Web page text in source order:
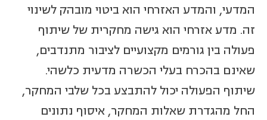
המדעי, והמדע האזרחי הוא ביטוי מובהק לשינוי
זה. מדע אזרחי הוא גישה מחקרית של שיתוף
פעולה בין גורמים מקצועיים לציבור מתנדבים,
שאינם בהכרח בעלי הכשרה מדעית כלשהי.
שיתוף הפעולה יכול להתבצע בכל שלבי המחקר,
החל מהגדרת שאלות המחקר, איסוף נתונים